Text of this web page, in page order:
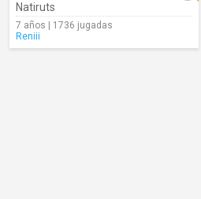
Natiruts
7 años | 1736 jugadas
Reniii